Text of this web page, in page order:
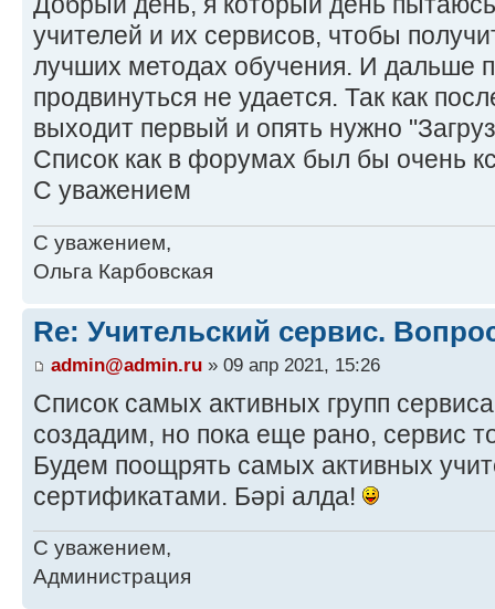
учителей и их сервисов, чтобы
лучших методах обучения. И дальше
продвинуться не удается. Так как
выходит первый и опять нужно
Список как в форумах был бы очень
С уважением
С уважением,
Ольга Карбовская
Re: Учительский сервис.
admin@admin.ru » 09 апр 2021, 15:26
Список самых активных групп
создадим, но пока еще рано, сервис
Будем поощрять самых активных
сертификатами. Бәрі алда!
С уважением,
Администрация